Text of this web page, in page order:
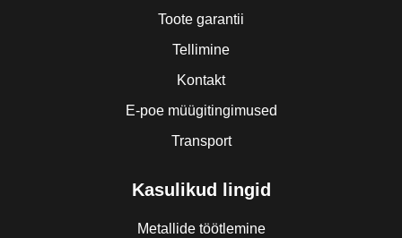
Toote garantii
Tellimine
Kontakt
E-poe müügitingimused
Transport
Kasulikud lingid
Metallide töötlemine